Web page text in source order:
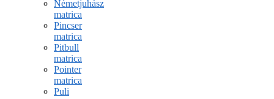
Németjuhász
matrica
Pincser
matrica
Pitbull
matrica
Pointer
matrica
Puli